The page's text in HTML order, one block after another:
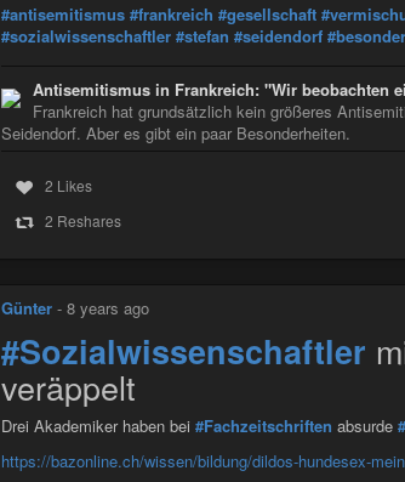
#antisemitismus #frankreich #gesellschaft
#sozialwissenschaftler #stefan #seidendorf
Antisemitismus in Frankreich: "Wir beobachten
Frankreich hat grundsätzlich kein größeres
Seidendorf. Aber es gibt ein paar Besonderheiten.
2 Likes
2 Reshares
Günter - 8 years ago
#Sozialwissenschaftler
veräppelt
Drei Akademiker haben bei #Fachzeitschriften absurde
https://bazonline.ch/wissen/bildung/dildos-hundesex-